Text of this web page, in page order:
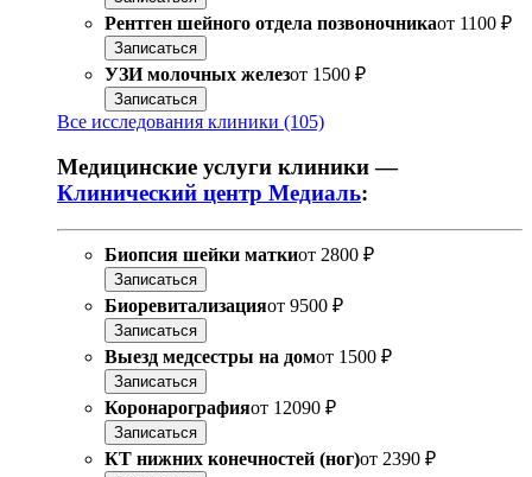
Рентген шейного отдела позвоночникаот 1100 ₽
Записаться
УЗИ молочных железот 1500 ₽
Записаться
Все исследования клиники (105)
Медицинские услуги клиники —
Клинический центр Медиаль:
Биопсия шейки маткиот 2800 ₽
Записаться
Биоревитализацияот 9500 ₽
Записаться
Выезд медсестры на домот 1500 ₽
Записаться
Коронарографияот 12090 ₽
Записаться
КТ нижних конечностей (ног)от 2390 ₽